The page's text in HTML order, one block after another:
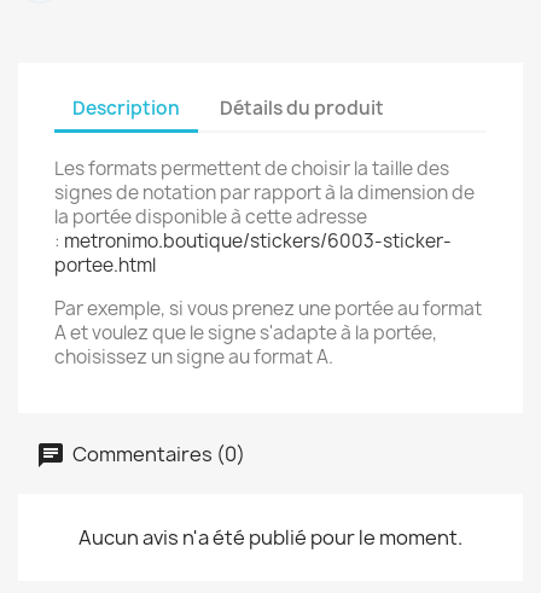
Description Détails du produit
Les formats permettent de choisir la taille des
signes de notation par rapport à la dimension de
la portée disponible à cette adresse
: metronimo.boutique/stickers/6003-sticker-
portee.html
Par exemple, si vous prenez une portée au format
A et voulez que le signe s'adapte à la portée,
choisissez un signe au format A.
Commentaires (0)
Aucun avis n'a été publié pour le moment.